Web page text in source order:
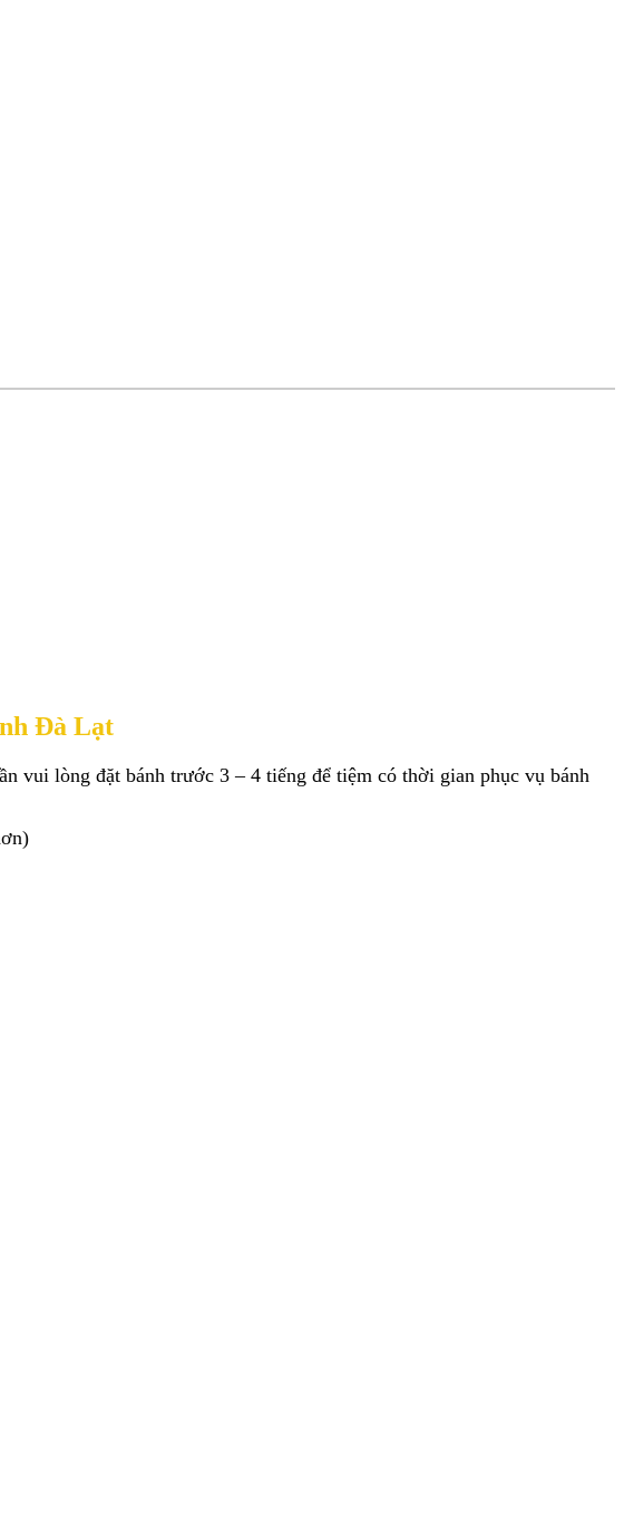
Đà Lạt
vui lòng đặt bánh trước 3 – 4 tiếng để tiệm có thời gian phục vụ bánh